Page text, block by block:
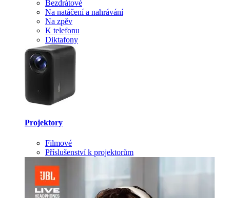
Bezdrátové
Na natáčení a nahrávání
Na zpěv
K telefonu
Diktafony
Projektory
Filmové
Příslušenství k projektorům